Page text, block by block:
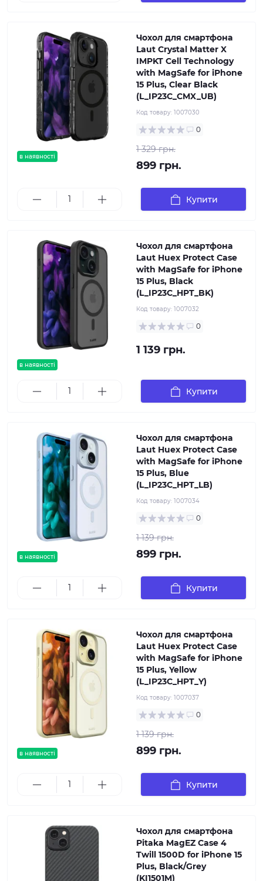
в наявності
Чохол для смартфона
Laut Crystal Matter X
IMPKT Cell Technology
with MagSafe for iPhone
15 Plus, Clear Black
(L_IP23C_CMX_UB)
Код товару: 1007030
0
1 329 грн.
899 грн.
Купити
в наявності
Чохол для смартфона
Laut Huex Protect Case
with MagSafe for iPhone
15 Plus, Black
(L_IP23C_HPT_BK)
Код товару: 1007032
0
1 139 грн.
Купити
в наявності
Чохол для смартфона
Laut Huex Protect Case
with MagSafe for iPhone
15 Plus, Blue
(L_IP23C_HPT_LB)
Код товару: 1007034
0
1 139 грн.
899 грн.
Купити
в наявності
Чохол для смартфона
Laut Huex Protect Case
with MagSafe for iPhone
15 Plus, Yellow
(L_IP23C_HPT_Y)
Код товару: 1007037
0
1 139 грн.
899 грн.
Купити
Чохол для смартфона
Pitaka MagEZ Case 4
Twill 1500D for iPhone 15
Plus, Black/Grey
(KI1501M)